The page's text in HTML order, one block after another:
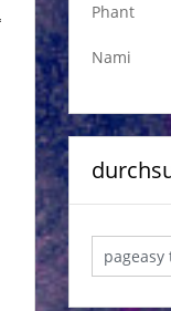
Phant
Nami